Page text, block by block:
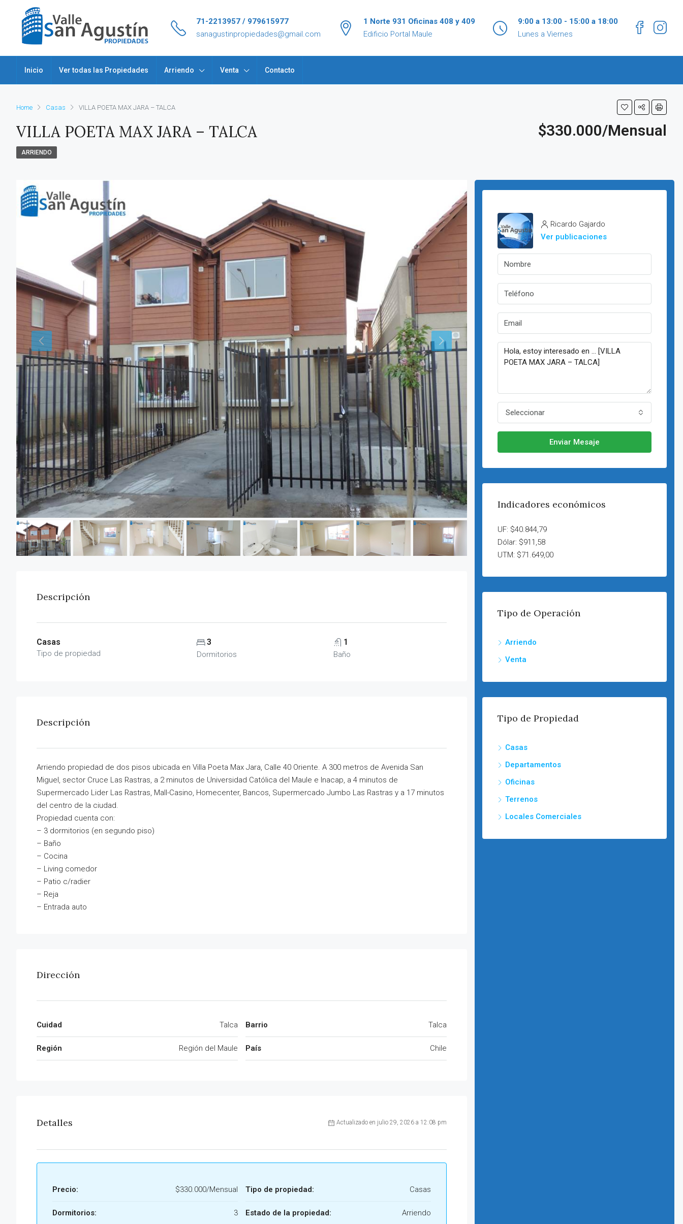
71-2213957 / 979615977
sanagustinpropiedades@gmail.com
1 Norte 931 Oficinas 408 y 409
Edificio Portal Maule
9:00 a 13:00 - 15:00 a 18:00
Lunes a Viernes
Inicio Ver todas las Propiedades Arriendo Venta Contacto
Home Casas VILLA POETA MAX JARA – TALCA
VILLA POETA MAX JARA – TALCA $330.000/Mensual
ARRIENDO
Descripción
Casas
Tipo de propiedad
3
Dormitorios
1
Baño
Descripción
Arriendo propiedad de dos pisos ubicada en Villa Poeta Max Jara, Calle 40 Oriente. A 300 metros de Avenida San
Miguel, sector Cruce Las Rastras, a 2 minutos de Universidad Católica del Maule e Inacap, a 4 minutos de
Supermercado Lider Las Rastras, Mall-Casino, Homecenter, Bancos, Supermercado Jumbo Las Rastras y a 17 minutos
del centro de la ciudad.
Propiedad cuenta con:
– 3 dormitorios (en segundo piso)
– Baño
– Cocina
– Living comedor
– Patio c/radier
– Reja
– Entrada auto
Dirección
Cuidad Talca
Región Región del Maule
Barrio Talca
País Chile
Detalles Actualizado en julio 29, 2026 a 12:08 pm
Precio: $330.000/Mensual
Dormitorios: 3
Tipo de propiedad: Casas
Estado de la propiedad: Arriendo
Ricardo Gajardo
Ver publicaciones
Seleccionar
Enviar Mesaje
Indicadores económicos
UF: $40.844,79
Dólar: $911,58
UTM: $71.649,00
Tipo de Operación
Arriendo
Venta
Tipo de Propiedad
Casas
Departamentos
Oficinas
Terrenos
Locales Comerciales